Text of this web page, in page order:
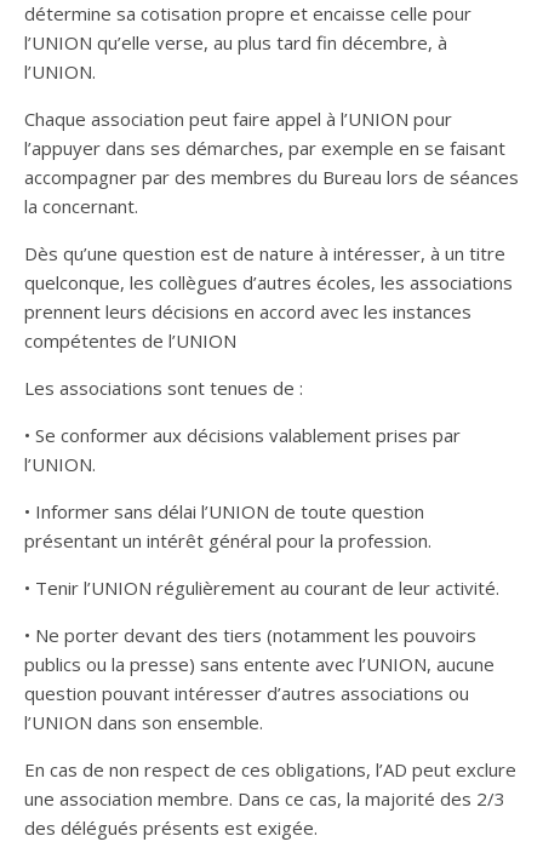
détermine sa cotisation propre et encaisse celle pour
l’UNION qu’elle verse, au plus tard fin décembre, à
l’UNION.
Chaque association peut faire appel à l’UNION pour
l’appuyer dans ses démarches, par exemple en se faisant
accompagner par des membres du Bureau lors de séances
la concernant.
Dès qu’une question est de nature à intéresser, à un titre
quelconque, les collègues d’autres écoles, les associations
prennent leurs décisions en accord avec les instances
compétentes de l’UNION
Les associations sont tenues de :
• Se conformer aux décisions valablement prises par
l’UNION.
• Informer sans délai l’UNION de toute question
présentant un intérêt général pour la profession.
• Tenir l’UNION régulièrement au courant de leur activité.
• Ne porter devant des tiers (notamment les pouvoirs
publics ou la presse) sans entente avec l’UNION, aucune
question pouvant intéresser d’autres associations ou
l’UNION dans son ensemble.
En cas de non respect de ces obligations, l’AD peut exclure
une association membre. Dans ce cas, la majorité des 2/3
des délégués présents est exigée.